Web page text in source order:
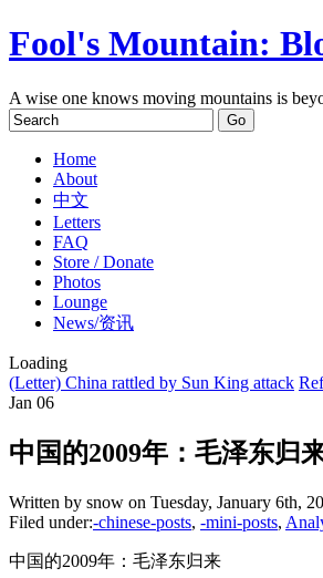
Fool's Mountain:
A wise one knows moving mountains is
Home
About
中文
Letters
FAQ
Store / Donate
Photos
Lounge
News/资讯
Loading
(Letter) China rattled by Sun King attack
Jan 06
中国的2009年：毛泽东归
Written by snow on Tuesday, January 6th,
Filed under:-chinese-posts, -mini-posts,
中国的2009年：毛泽东归来